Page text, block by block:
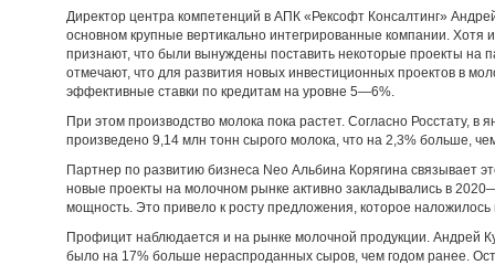
Директор центра компетенций в АПК «Рексофт Консалтинг»
основном крупные вертикально интегрированные компании. Хотя
признают, что были вынуждены поставить некоторые проекты на
отмечают, что для развития новых инвестиционных проектов в
эффективные ставки по кредитам на уровне 5—6%.
При этом производство молока пока растет. Согласно Росстату,
произведено 9,14 млн тонн сырого молока, что на 2,3% больше,
Партнер по развитию бизнеса Neo Альбина Корягина связывает
новые проекты на молочном рынке активно закладывались в
мощность. Это привело к росту предложения, которое
Профицит наблюдается и на рынке молочной продукции. Андрей
было на 17% больше нераспроданных сыров, чем годом ранее.